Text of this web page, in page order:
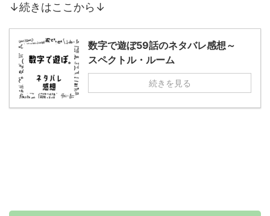
↓続きはここから↓
数字で遊ぼ59話のネタバレ感想～
スペクトル・ルーム
続きを見る